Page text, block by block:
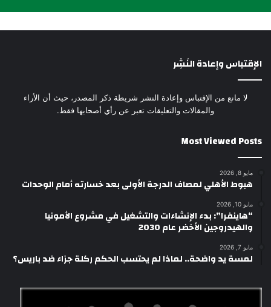
الإقتباس وإعادة النَشِر
لا مانع من الإقتباس وإعادة النشر شريطة ذكر المصدر، حيث أن الأراء
والمقالات والتعليقات تعبر عن رأي أصحابها فقط.
Most Viewed Posts
مايو 8, 2026
هبوط الأهلي لمصاف الدرجة الأولى بعد خسارته أمام الوحدات
مايو 10, 2026
“هاينفرا”: بدء الإنشاءات والتشغيل في مشروع الأمونيا
والهيدروجين الأخضر عام 2030
مايو 7, 2026
لمسة يد واضحة.. لماذا لم يحتسب الحكم ركلة جزاء ضد باريس؟